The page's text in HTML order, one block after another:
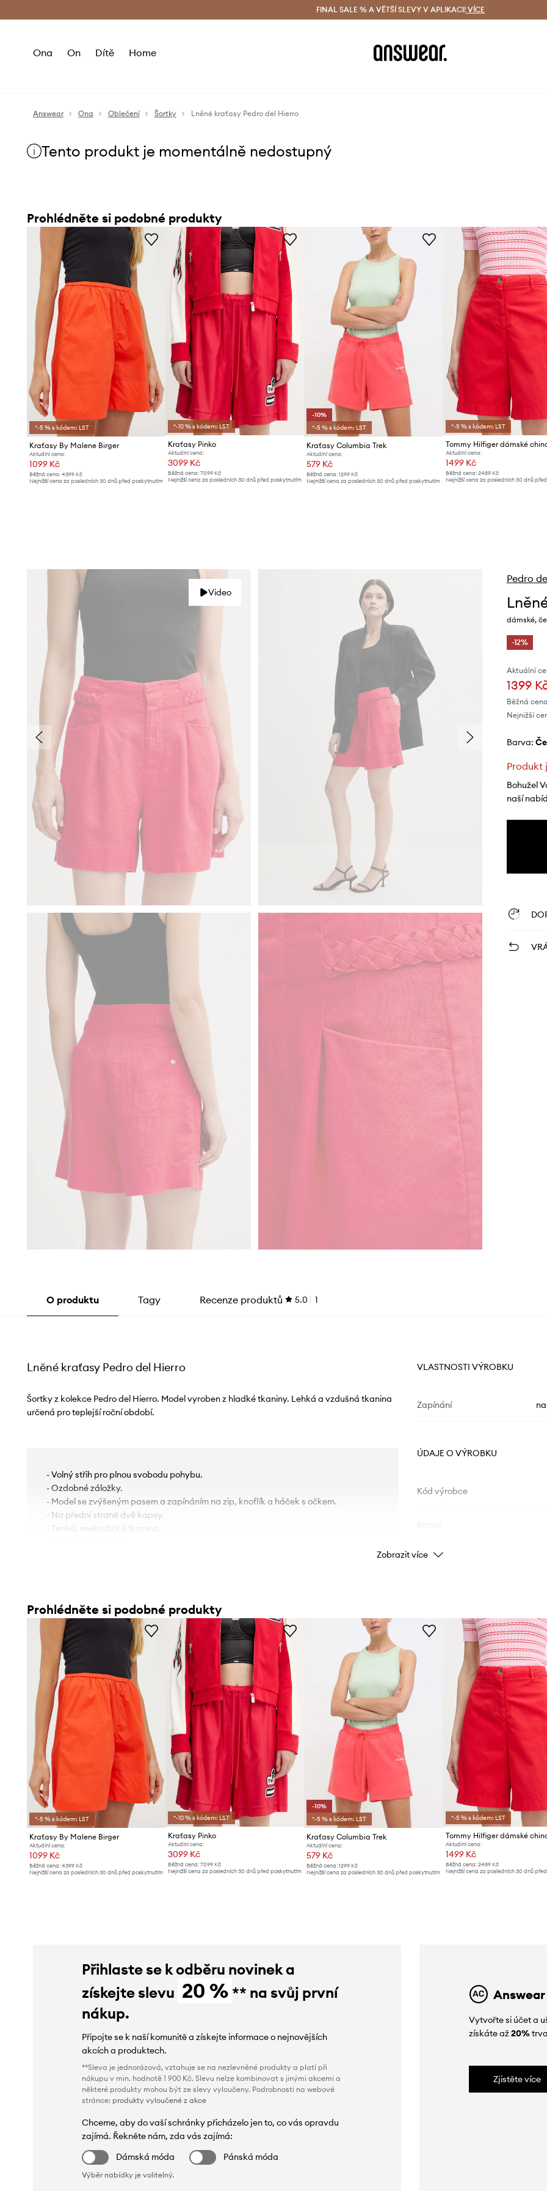
Doručení a vrácení zdarma (od 1800 Kč) Doručení i do 24 h
FINAL SALE % A VĚTŠÍ SLEVY V APLIKACI! VÍCE
Ona On Dítě Home
Answear Ona Oblečení Šortky Lněné kraťasy Pedro del Hierro
Tento produkt je momentálně nedostupný
Prohlédněte si podobné produkty
*-5 % s kódem: LST
Kraťasy By Malene Birger
Aktuální cena:
1099 Kč
Běžná cena: 4399 Kč
Nejnižší cena za posledních 30 dnů před poskytnutím
*-10 % s kódem: LST
Kraťasy Pinko
Aktuální cena:
3099 Kč
Běžná cena:7099 Kč
Nejnižší cena za posledních 30 dnů před poskytnutím
-10%
*-5 % s kódem: LST
Kraťasy Columbia Trek
Aktuální cena:
579 Kč
Běžná cena: 1299 Kč
Nejnižší cena za posledních 30 dnů před poskytnutím
*-5 % s kódem: LST
Aktuální cena:
1499 Kč
Běžná cena: 2489 Kč
Nejnižší cena za posledních 30 dnů
Video
Pedro
dámské,
-12%
Aktuální
1399
Běžná
Nejnižší
Barva:
Produkt
Bohužel
naší
O produktu Tagy Recenze produktů 5.0 1
Lněné kraťasy Pedro del Hierro
Šortky z kolekce Pedro del Hierro. Model vyroben z hladké tkaniny. Lehká a vzdušná tkanina
určená pro teplejší roční období.
- Volný střih pro plnou svobodu pohybu.
- Ozdobné záložky.
- Model se zvýšeným pasem a zapínáním na zip, knoflík a háček s očkem.
- Na přední straně dvě kapsy.
- Tenká, neelastická tkanina.
VLASTNOSTI VÝROBKU
Zapínání
ÚDAJE O VÝROBKU
Kód výrobce
Značka
Zobrazit více
Prohlédněte si podobné produkty
*-5 % s kódem: LST
Kraťasy By Malene Birger
Aktuální cena:
1099 Kč
Běžná cena: 4399 Kč
Nejnižší cena za posledních 30 dnů před poskytnutím
*-10 % s kódem: LST
Kraťasy Pinko
Aktuální cena:
3099 Kč
Běžná cena:7099 Kč
Nejnižší cena za posledních 30 dnů před poskytnutím
-10%
*-5 % s kódem: LST
Kraťasy Columbia Trek
Aktuální cena:
579 Kč
Běžná cena: 1299 Kč
Nejnižší cena za posledních 30 dnů před poskytnutím
*-5 % s kódem: LST
Aktuální cena:
1499 Kč
Běžná cena: 2489 Kč
Nejnižší cena za posledních 30 dnů
Přihlaste se k odběru novinek a
získejte slevu 20 % ** na svůj první
nákup.
Připojte se k naší komunitě a získejte informace o nejnovějších
akcích a produktech.
**Sleva je jednorázová, vztahuje se na nezlevněné produkty a platí při
nákupu v min. hodnotě 1 900 Kč. Slevu nelze kombinovat s jinými akcemi a
některé produkty mohou být ze slevy vyloučeny. Podrobnosti na webové
stránce: produkty vyloučené z akce
Chceme, aby do vaší schránky přicházelo jen to, co vás opravdu
zajímá. Řekněte nám, zda vás zajímá:
Dámská móda
Pánská móda
Výběr nabídky je volitelný.
Vytvořte si účet a
získáte až20%
Zjistěte více